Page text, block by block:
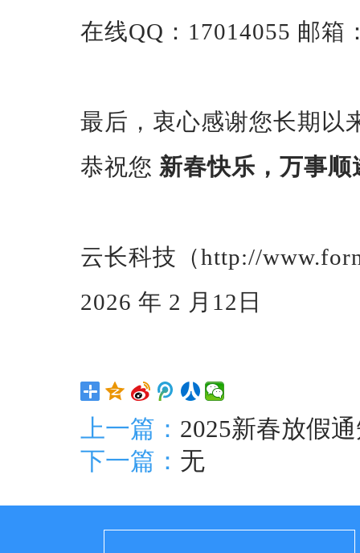
在线QQ：17014055 邮箱
最后，衷心感谢您长期以
恭祝您 新春快乐，万事顺
云长科技（http://
2026 年 2 月12日
上一篇： 2025新春放假
下一篇： 无